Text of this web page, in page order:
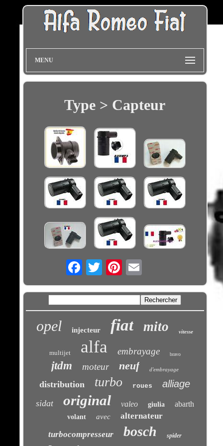
MENU
Type > Capteur
Email
opel injecteur fiat mito vitesse
multijet alfa embrayage bravo
jtdm moteur neuf d'embrayage
distribution turbo roues alliage
sidat original valeo giulia abarth
volant avec
alternateur
turbocompresseur
bosch spider